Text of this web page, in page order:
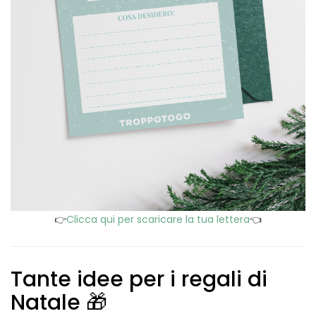
👉Clicca qui per scaricare la tua lettera👈
Tante idee per i regali di
Natale 🎁